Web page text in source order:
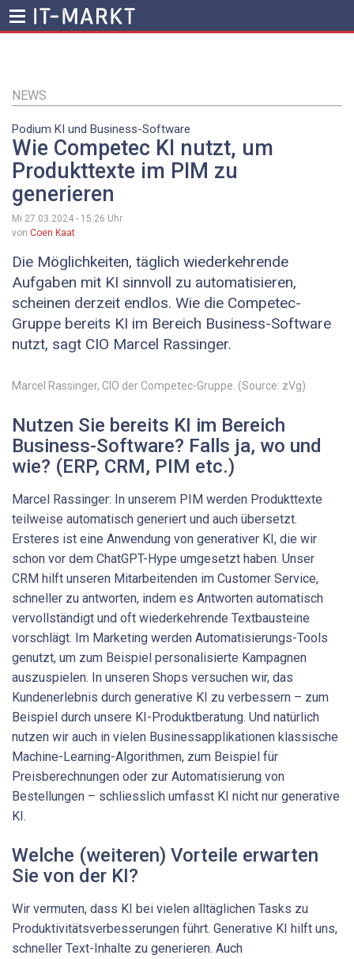
Inhalt
NEWS
Podium KI und Business-Software
Wie Competec KI nutzt, um
Produkttexte im PIM zu
generieren
Mi 27.03.2024 - 15:26 Uhr
von Coen Kaat
Die Möglichkeiten, täglich wiederkehrende
Aufgaben mit KI sinnvoll zu automatisieren,
scheinen derzeit endlos. Wie die Competec-
Gruppe bereits KI im Bereich Business-Software
nutzt, sagt CIO Marcel ­Rassinger.
Marcel ­Rassinger, CIO der Competec-Gruppe. (Source: zVg)
Nutzen Sie bereits KI im Bereich
Business-Software? Falls ja, ­wo und
wie? (ERP, CRM, PIM etc.)
Marcel ­Rassinger: In unserem PIM werden Produkttexte
teilweise automatisch generiert und auch übersetzt.
Ersteres ist eine Anwendung von generativer KI, die wir
schon vor dem ChatGPT-Hype umgesetzt haben. Unser
CRM hilft unseren Mitarbeitenden im Customer Service,
schneller zu antworten, indem es Antworten automatisch
vervollständigt und oft wiederkehrende Textbausteine
vorschlägt. Im Marketing werden Automatisierungs-Tools
genutzt, um zum Beispiel personalisierte Kampagnen
auszuspielen. In unseren Shops versuchen wir, das
Kundenerlebnis durch generative KI zu verbessern – zum
Beispiel durch unsere KI-Produktberatung. Und natürlich
nutzen wir auch in vielen Businessapplika­tionen klassische
Machine-Learning-Algorithmen, zum Beispiel für
Preisberechnungen oder zur Automatisierung von
Bestellungen – schliesslich umfasst KI nicht nur generative
KI.
Welche (weiteren) Vorteile erwarten
Sie von der KI?
Wir vermuten, dass KI bei vielen alltäglichen Tasks zu
Produktivitätsverbesserungen führt. Generative KI hilft uns,
schneller Text-Inhalte zu generieren. Auch